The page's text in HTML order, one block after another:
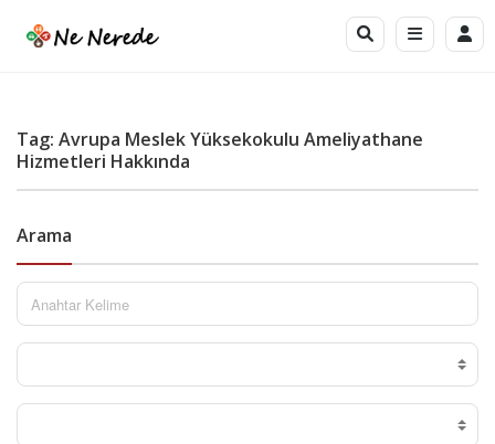
Tag: Avrupa Meslek Yüksekokulu Ameliyathane
Hizmetleri Hakkında
Arama